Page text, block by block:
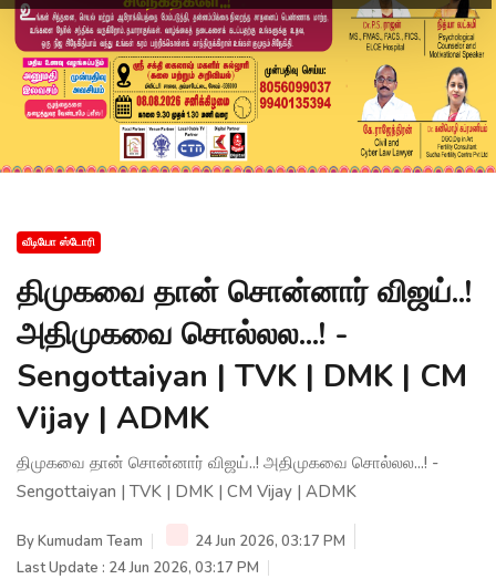
வீடியோ ஸ்டோரி
திமுகவை தான் சொன்னார் விஜய்..!
அதிமுகவை சொல்லல...! -
Sengottaiyan | TVK | DMK | CM
Vijay | ADMK
திமுகவை தான் சொன்னார் விஜய்..! அதிமுகவை சொல்லல...! -
Sengottaiyan | TVK | DMK | CM Vijay | ADMK
ByKumudam Team
24 Jun 2026, 03:17 PM
Last Update : 24 Jun 2026, 03:17 PM